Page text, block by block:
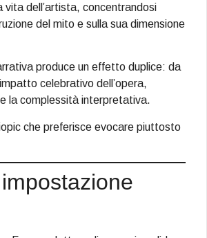
vita dell’artista, concentrandosi
del mito e sulla sua dimensione
produce un effetto duplice: da
celebrativo dell’opera,
la complessità interpretativa.
che preferisce evocare piuttosto